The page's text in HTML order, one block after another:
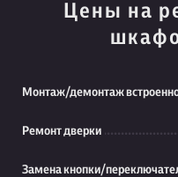
Цены на
Монтаж/демонтаж
Ремонт дверки
Замена кнопки/